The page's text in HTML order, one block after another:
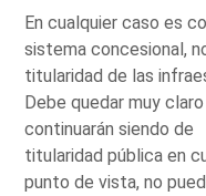
En cualquier caso es
sistema concesional,
titularidad de las
Debe quedar muy
continuarán siendo de
titularidad pública en
punto de vista, no